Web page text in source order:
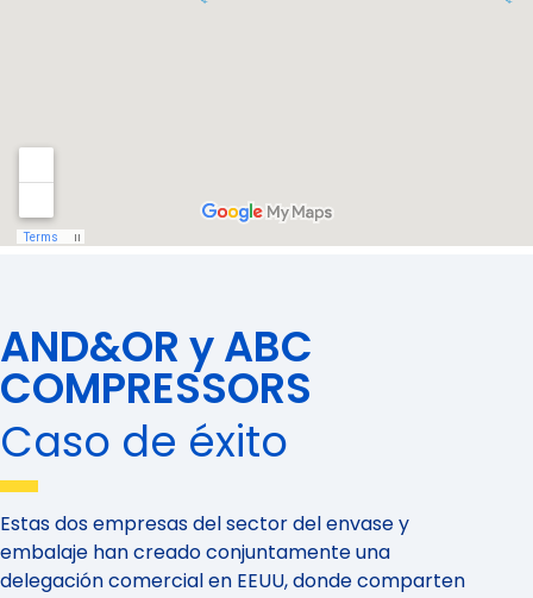
AND&OR y ABC
COMPRESSORS
Caso de éxito
Estas dos empresas del sector del envase y
embalaje han creado conjuntamente una
delegación comercial en EEUU, donde comparten